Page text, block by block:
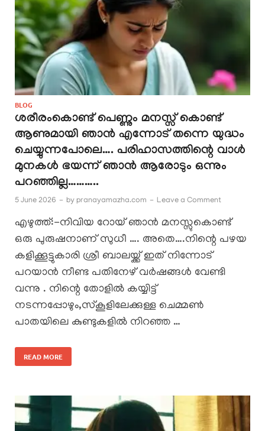
BLOG
ശരീരംകൊണ്ട് പെണ്ണും മനസ്സ് കൊണ്ട്
ആണുമായി ഞാൻ എന്നോട് തന്നെ യുദ്ധം
ചെയ്യുന്നപോലെ…. പരിഹാസത്തിന്റെ വാൾ
മുനകൾ ഭയന്ന് ഞാൻ ആരോടും ഒന്നും
പറഞ്ഞില്ല………..
5 June 2026 - by pranayamazha.com - Leave a Comment
എഴുത്ത്:-നിവിയ റോയ് ഞാൻ മനസ്സുകൊണ്ട്
ഒരു പുരുഷനാണ് സുധീ …. അതെ….നിന്റെ പഴയ
കളിക്കൂട്ടുകാരി ശ്രീ ബാലയ്ക്ക് ഇത് നിന്നോട്
പറയാൻ നീണ്ട പതിനേഴ് വർഷങ്ങൾ വേണ്ടി
വന്നു . നിന്റെ തോളിൽ കയ്യിട്ട്
നടന്നപ്പോഴും,സ്കൂളിലേക്കുള്ള ചെമ്മൺ
പാതയിലെ കുണ്ടുകളിൽ നിറഞ്ഞ …
READ MORE